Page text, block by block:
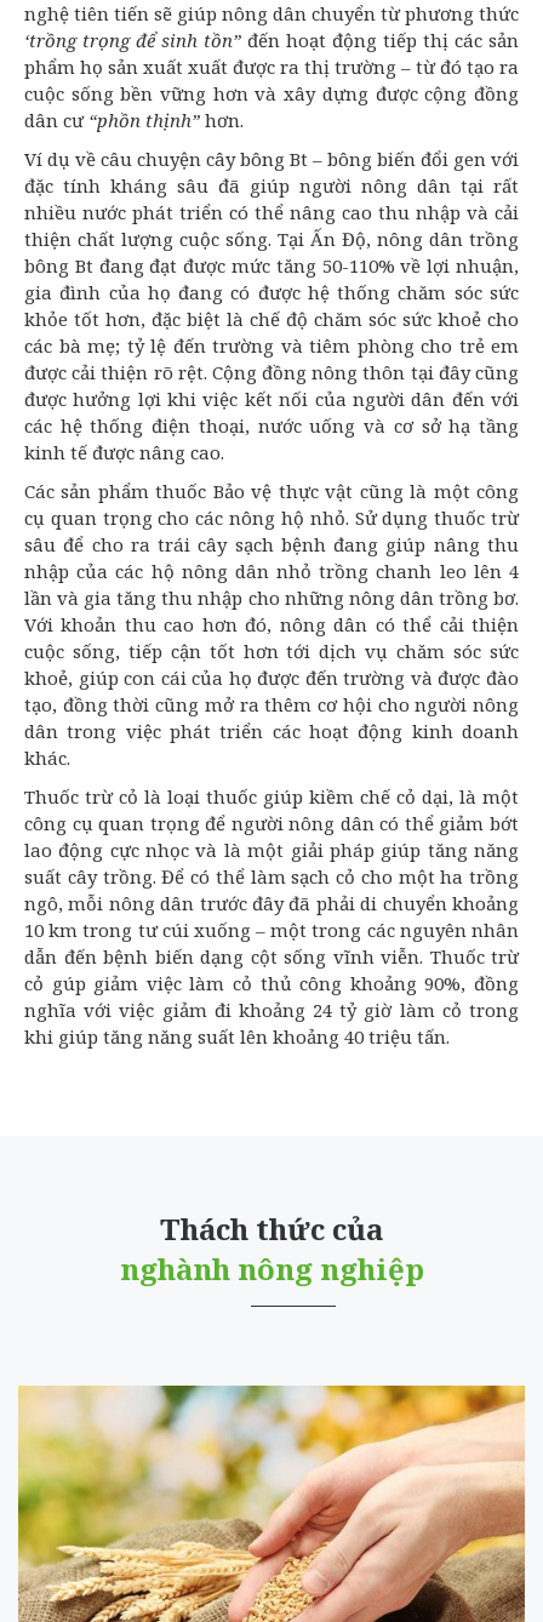
nghệ tiên tiến sẽ giúp nông dân chuyển từ phương thức
‘trồng trọng để sinh tồn” đến hoạt động tiếp thị các sản
phẩm họ sản xuất xuất được ra thị trường – từ đó tạo ra
cuộc sống bền vững hơn và xây dựng được cộng đồng
dân cư “phồn thịnh” hơn.
Ví dụ về câu chuyện cây bông Bt – bông biến đổi gen với
đặc tính kháng sâu đã giúp người nông dân tại rất
nhiều nước phát triển có thể nâng cao thu nhập và cải
thiện chất lượng cuộc sống. Tại Ấn Độ, nông dân trồng
bông Bt đang đạt được mức tăng 50-110% về lợi nhuận,
gia đình của họ đang có được hệ thống chăm sóc sức
khỏe tốt hơn, đặc biệt là chế độ chăm sóc sức khoẻ cho
các bà mẹ; tỷ lệ đến trường và tiêm phòng cho trẻ em
được cải thiện rõ rệt. Cộng đồng nông thôn tại đây cũng
được hưởng lợi khi việc kết nối của người dân đến với
các hệ thống điện thoại, nước uống và cơ sở hạ tầng
kinh tế được nâng cao.
Các sản phẩm thuốc Bảo vệ thực vật cũng là một công
cụ quan trọng cho các nông hộ nhỏ. Sử dụng thuốc trừ
sâu để cho ra trái cây sạch bệnh đang giúp nâng thu
nhập của các hộ nông dân nhỏ trồng chanh leo lên 4
lần và gia tăng thu nhập cho những nông dân trồng bơ.
Với khoản thu cao hơn đó, nông dân có thể cải thiện
cuộc sống, tiếp cận tốt hơn tới dịch vụ chăm sóc sức
khoẻ, giúp con cái của họ được đến trường và được đào
tạo, đồng thời cũng mở ra thêm cơ hội cho người nông
dân trong việc phát triển các hoạt động kinh doanh
khác.
Thuốc trừ cỏ là loại thuốc giúp kiềm chế cỏ dại, là một
công cụ quan trọng để người nông dân có thể giảm bớt
lao động cực nhọc và là một giải pháp giúp tăng năng
suất cây trồng. Để có thể làm sạch cỏ cho một ha trồng
ngô, mỗi nông dân trước đây đã phải di chuyển khoảng
10 km trong tư cúi xuống – một trong các nguyên nhân
dẫn đến bệnh biến dạng cột sống vĩnh viễn. Thuốc trừ
cỏ gúp giảm việc làm cỏ thủ công khoảng 90%, đồng
nghĩa với việc giảm đi khoảng 24 tỷ giờ làm cỏ trong
khi giúp tăng năng suất lên khoảng 40 triệu tấn.
Thách thức của
nghành nông nghiệp